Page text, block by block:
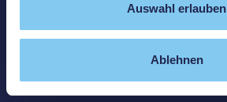
Auswahl erlauben
Ablehnen